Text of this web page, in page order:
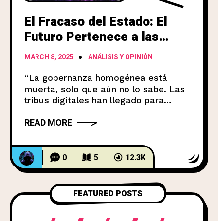
El Fracaso del Estado: El
Futuro Pertenece a las
Tribus Digitales
MARCH 8, 2025
ANÁLISIS Y OPINIÓN
“La gobernanza homogénea está
muerta, solo que aún no lo sabe. Las
tribus digitales han llegado para
estructuras de poder caducas,
información era escasa y el control
centralizado era la única opción. Hoy,
la realidad es otra: la tecnología ha
conocimiento, pero seguimos
READ MORE
0 5 12.3K
FEATURED POSTS